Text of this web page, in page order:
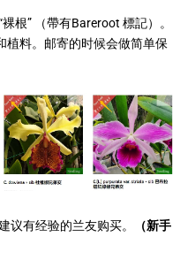
根” （帶有Bareroot 標記）。
植料。邮寄的时候会做简单保
议有经验的兰友购买。
（新手